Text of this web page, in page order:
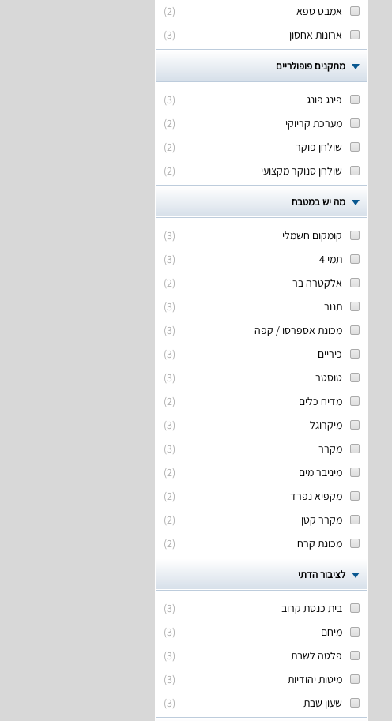
(
2
)
אמבט ספא
(
3
) ארונות אחסון
מתקנים פופולריים
(
3
)
פינג פונג
(
2
)
מערכת קריוקי
(
2
)
שולחן פוקר
(
2
) שולחן סנוקר מקצועי
מה יש במטבח
(
3
)
קומקום חשמלי
(
3
)
תמי 4
(
2
)
אלקטרה בר
(
3
)
תנור
(
3
)
מכונת אספרסו / קפה
(
3
)
כיריים
(
3
)
טוסטר
(
2
)
מדיח כלים
(
3
)
מיקרוגל
(
3
)
מקרר
(
2
)
מיניבר מים
(
2
)
מקפיא נפרד
(
2
)
מקרר קטן
(
2
) מכונת קרח
לציבור הדתי
(
3
)
בית כנסת קרוב
(
3
)
מיחם
(
3
)
פלטה לשבת
(
3
)
מיטות יהודיות
(
3
) שעון שבת